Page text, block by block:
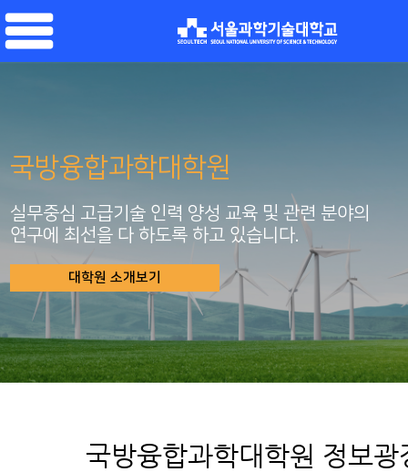
국방융합과학대학원
실무중심 고급기술 인력 양성 교육 및 관련 분야의
연구에 최선을 다 하도록 하고 있습니다.
대학원 소개보기
국방융합과학대학원 정보광